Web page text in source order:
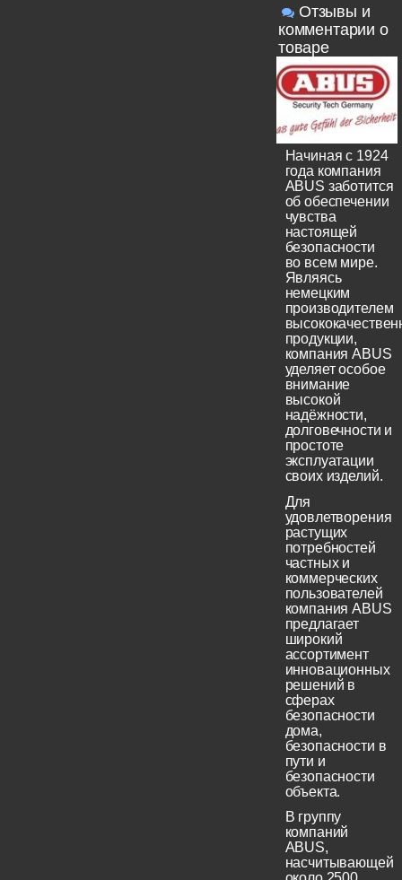
Отзывы и
комментарии о
товаре
Начиная с 1924
года компания
ABUS заботится
об обеспечении
чувства
настоящей
безопасности
во всем мире.
Являясь
немецким
производителем
продукции,
компания ABUS
уделяет особое
внимание
высокой
надёжности,
долговечности и
простоте
эксплуатации
своих изделий.
Для
удовлетворения
растущих
потребностей
частных и
коммерческих
пользователей
компания ABUS
предлагает
широкий
ассортимент
инновационных
решений в
сферах
безопасности
дома,
безопасности в
пути и
безопасности
объекта.
В группу
компаний
ABUS,
насчитывающей